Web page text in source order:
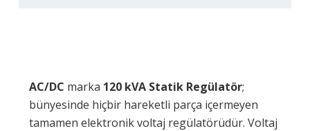
AC/DC marka 120 kVA Statik Regülatör;
bünyesinde hiçbir hareketli parça içermeyen
tamamen elektronik voltaj regülatörüdür. Voltaj